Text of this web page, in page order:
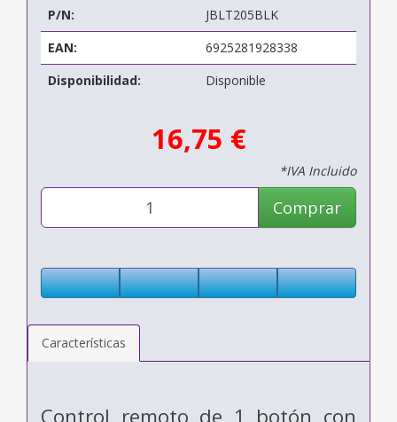
P/N:
JBLT205BLK
EAN:
6925281928338
Disponibilidad:
Disponible
16,75 €
*IVA Incluido
Comprar
Características
Control remoto de 1 botón con